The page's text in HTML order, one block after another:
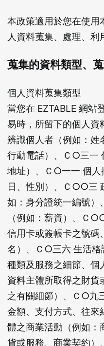
本政策適用於您在使用
人資料蒐集、處理、利
蒐集的資料類型、
個人資料蒐集類型
當您在 EZTABLE 網站
易時，所留下的個人
辨識個人者（例如：姓
行動電話）、Ｃ○三一
地址）、Ｃ○一一 個人
日、性別）、Ｃ○○三
如：身分證統一編號
（例如：薪資）、Ｃ
信用卡或簽帳卡之號碼
名）、Ｃ○三六 生活格
種類及服務之細節、
資料主體所取得之財貨
之有關細節）、Ｃ○九
金額、支付方式、往
體之商業活動（例如：
貨或服務、商業契約